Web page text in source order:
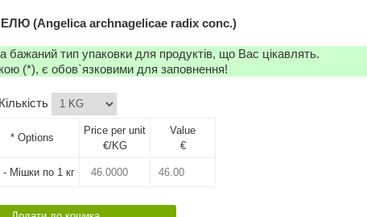
(Angelica archnagelicae radix conc.)
бажаний тип упаковки для продуктів, що Вас цікавлять.
(*), є обов`язковими для заповнення!
Кількість
* Options
Price per unit
€/KG
Value
€
- Мішки по 1 кг